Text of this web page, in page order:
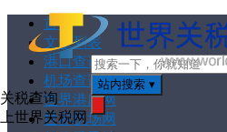
首页
文章列表
港口查询
机场查询
世界港口网
世界机场网
关税查询
上世界关税网
站内搜索 ▾
搜